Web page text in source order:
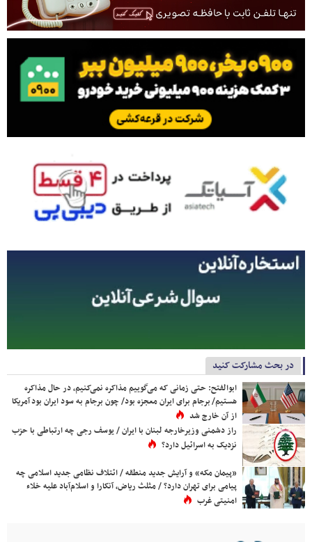
در بحث مشارکت کنید
ابوالفتح: حتی زمانی که می‌گوییم مذاکره نمی‌کنیم، در حال مذاکره
هستیم/ برجام برای ایران معجزه بود/ چون برجام به سود ایران بود آمریکا
از آن خارج شد
راز دشمنی وزیرخارجه لبنان با ایران / یوسف رجی چه ارتباطی با حزب
نزدیک به اسرائیل دارد؟
«پیمان مکه» و آرایش جدید منطقه / ائتلاف نظامی جدید اسلامی چه
پیامی برای تهران دارد؟ / مثلث ریاض، آنکارا و اسلام‌آباد علیه خلاء
امنیتی غرب